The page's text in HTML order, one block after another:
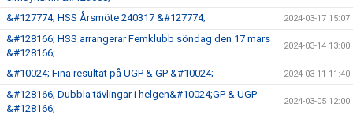
&#127774; HSS Årsmöte 240317 &#127774; 2024-03-17 15:07
&#128166; HSS arrangerar Femklubb söndag den 17 mars
&#128166;
2024-03-14 13:00
&#10024; Fina resultat på UGP & GP &#10024; 2024-03-11 11:40
&#128166; Dubbla tävlingar i helgen&#10024;GP & UGP
&#128166;
2024-03-05 12:00